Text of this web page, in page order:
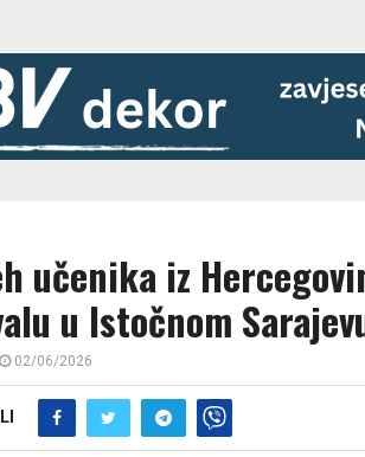
učenika iz
u Istočnom
02/06/2026